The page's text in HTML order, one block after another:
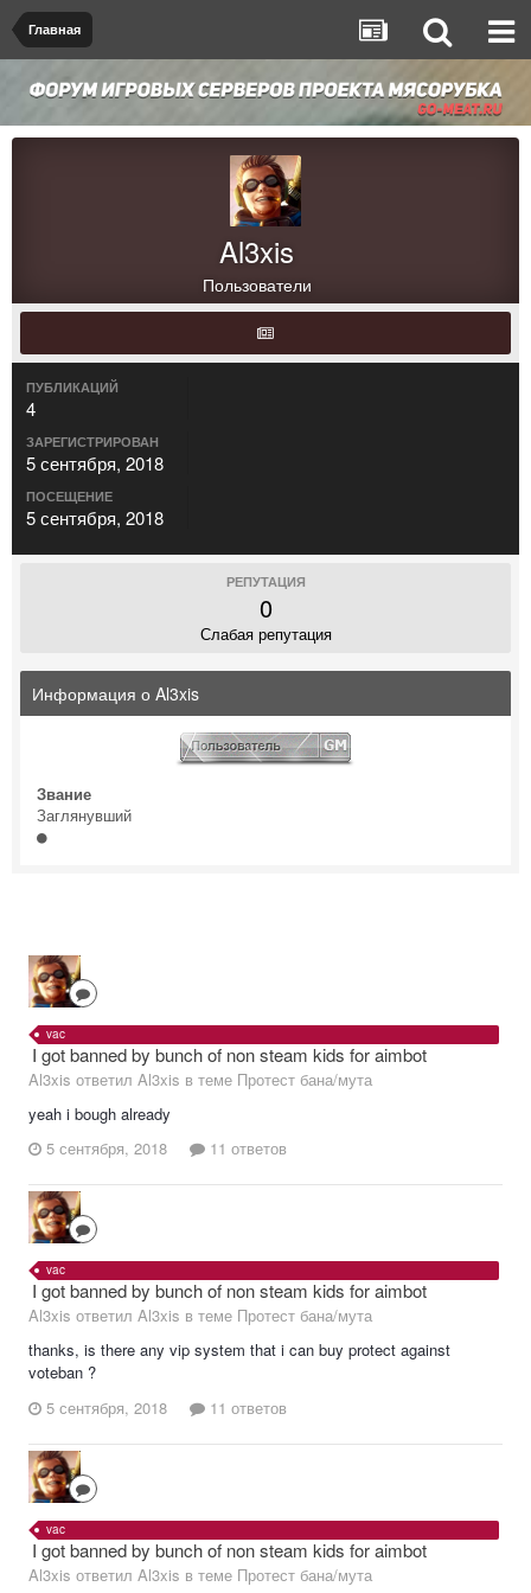
Главная
Al3xis
Пользователи
ПУБЛИКАЦИЙ
4
ЗАРЕГИСТРИРОВАН
5 сентября, 2018
ПОСЕЩЕНИЕ
5 сентября, 2018
РЕПУТАЦИЯ
0
Слабая репутация
Информация о Al3xis
Звание
Заглянувший
vac
I got banned by bunch of non steam kids for aimbot
Al3xis ответил Al3xis в теме Протест бана/мута
yeah i bough already
5 сентября, 2018
11 ответов
vac
I got banned by bunch of non steam kids for aimbot
Al3xis ответил Al3xis в теме Протест бана/мута
thanks, is there any vip system that i can buy protect against
voteban ?
5 сентября, 2018
11 ответов
vac
I got banned by bunch of non steam kids for aimbot
Al3xis ответил Al3xis в теме Протест бана/мута